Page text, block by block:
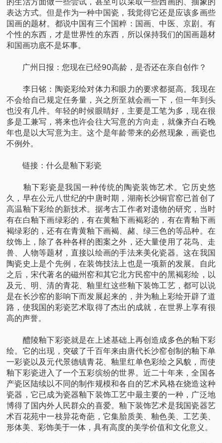
表达方式。但是作为一种中国瓷，我觉得它还是应该多画些
国画的题材。都说中国有三个国粹：国画、中医、京剧。有
个性的东西，才是世界性的东西，所以保持我们的国画题材
和国画功底不是坏事。
广州日报：您现在已经90高龄，是否还在亲自创作？
李日铭：陶瓷彩绘对体力和眼力的要求都挺高。我现在
不会给自己规定任务量，兴之所至就会画一下，但一年到头
也没有几件。年轻的时候眼睛好，主要是工笔为多，现在很
多是工兼写，将来也许会往大写意的方向走，就像齐白石晚
年也是以大写意为主。这个是年龄带来的必然现象，画瓷也
不例外。
链接：什么是釉下彩瓷
釉下彩瓷是我国一种传统的陶瓷装饰艺术。它历史悠
久，早在公元八世纪的中唐时期，湖南长沙铜官窑已首创了
高温釉下彩绘的新技术。据考古工作者对遗物的研究，当时
有在白釉下画绿彩的，有在黄釉下画褐彩的，有在青釉下画
褐绿彩的，还有在青黄釉下画褐、赭、绿三色的等品种。在
纹饰上，除了各种各样的图案之外，还大量使用了花鸟、走
兽、人物等题材，直接以绘画的手法来美化瓷器。这在我国
陶瓷史上是个先例，在装饰技法上也是一项新的发展。自此
之后，宋代著名的磁州窑和其它北方民窑中的黑褐彩绘，以
及元、明、清的青花、釉里红这些釉下装饰工艺，都可以说
是在长沙窑的影响下而发展起来的，并为釉上彩绘开辟了道
路，使我国的彩瓷艺术取得了杰出的成就，在世界上享有很
高的声誉。
醴陵釉下彩瓷就是在上述基础上再创造成多色的釉下彩
绘。它的出现，突破了千百年来由唐代长沙窑创制的釉下单
一彩瓷以及元代景德镇青花、釉里红单色彩绘之风貌，而使
釉下彩瓷进入了一个五彩缤纷的世界。近二十年来，全国各
产瓷区陆续以不同的制作规模和各自的艺术风格在烧造这种
瓷器，它已成为瓷器釉下装饰工艺中最主要的一种，广泛地
博得了国内外人民群众的喜爱。釉下装饰艺术是我国瓷器艺
术百花苑中一枝异花奇葩，它集胎质美、釉色美、工艺美、
形体美、彩饰美于一体，具有高度的美学价值和文化意义。